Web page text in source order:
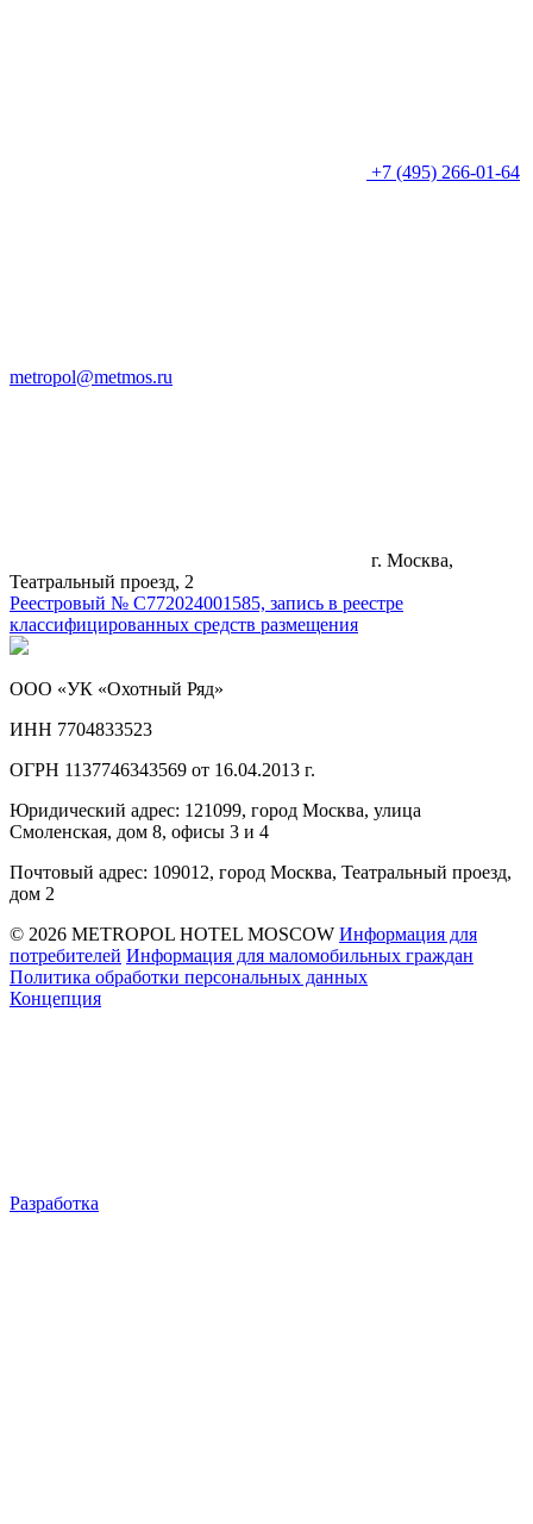
+7 (495) 266-01-64
metropol@metmos.ru
г. Москва,
Театральный проезд, 2
Реестровый № С772024001585, запись в реестре
классифицированных средств размещения
ООО «УК «Охотный Ряд»
ИНН 7704833523
ОГРН 1137746343569 от 16.04.2013 г.
Юридический адрес: 121099, город Москва, улица
Смоленская, дом 8, офисы 3 и 4
Почтовый адрес: 109012, город Москва, Театральный проезд,
дом 2
© 2026 METROPOL HOTEL MOSCOW Информация для
потребителей Информация для маломобильных граждан
Политика обработки персональных данных
Концепция
Разработка